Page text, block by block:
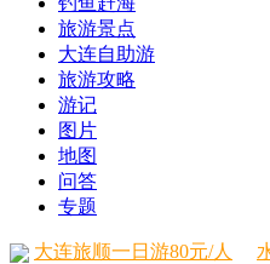
旅游景点
大连自助游
旅游攻略
游记
图片
地图
问答
专题
大连旅顺一日游80元/人